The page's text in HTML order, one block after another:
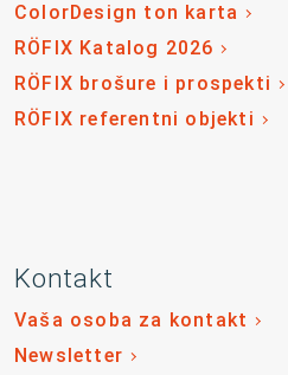
ColorDesign ton karta
RÖFIX Katalog 2026
RÖFIX brošure i prospekti
RÖFIX referentni objekti
Kontakt
Vaša osoba za kontakt
Newsletter